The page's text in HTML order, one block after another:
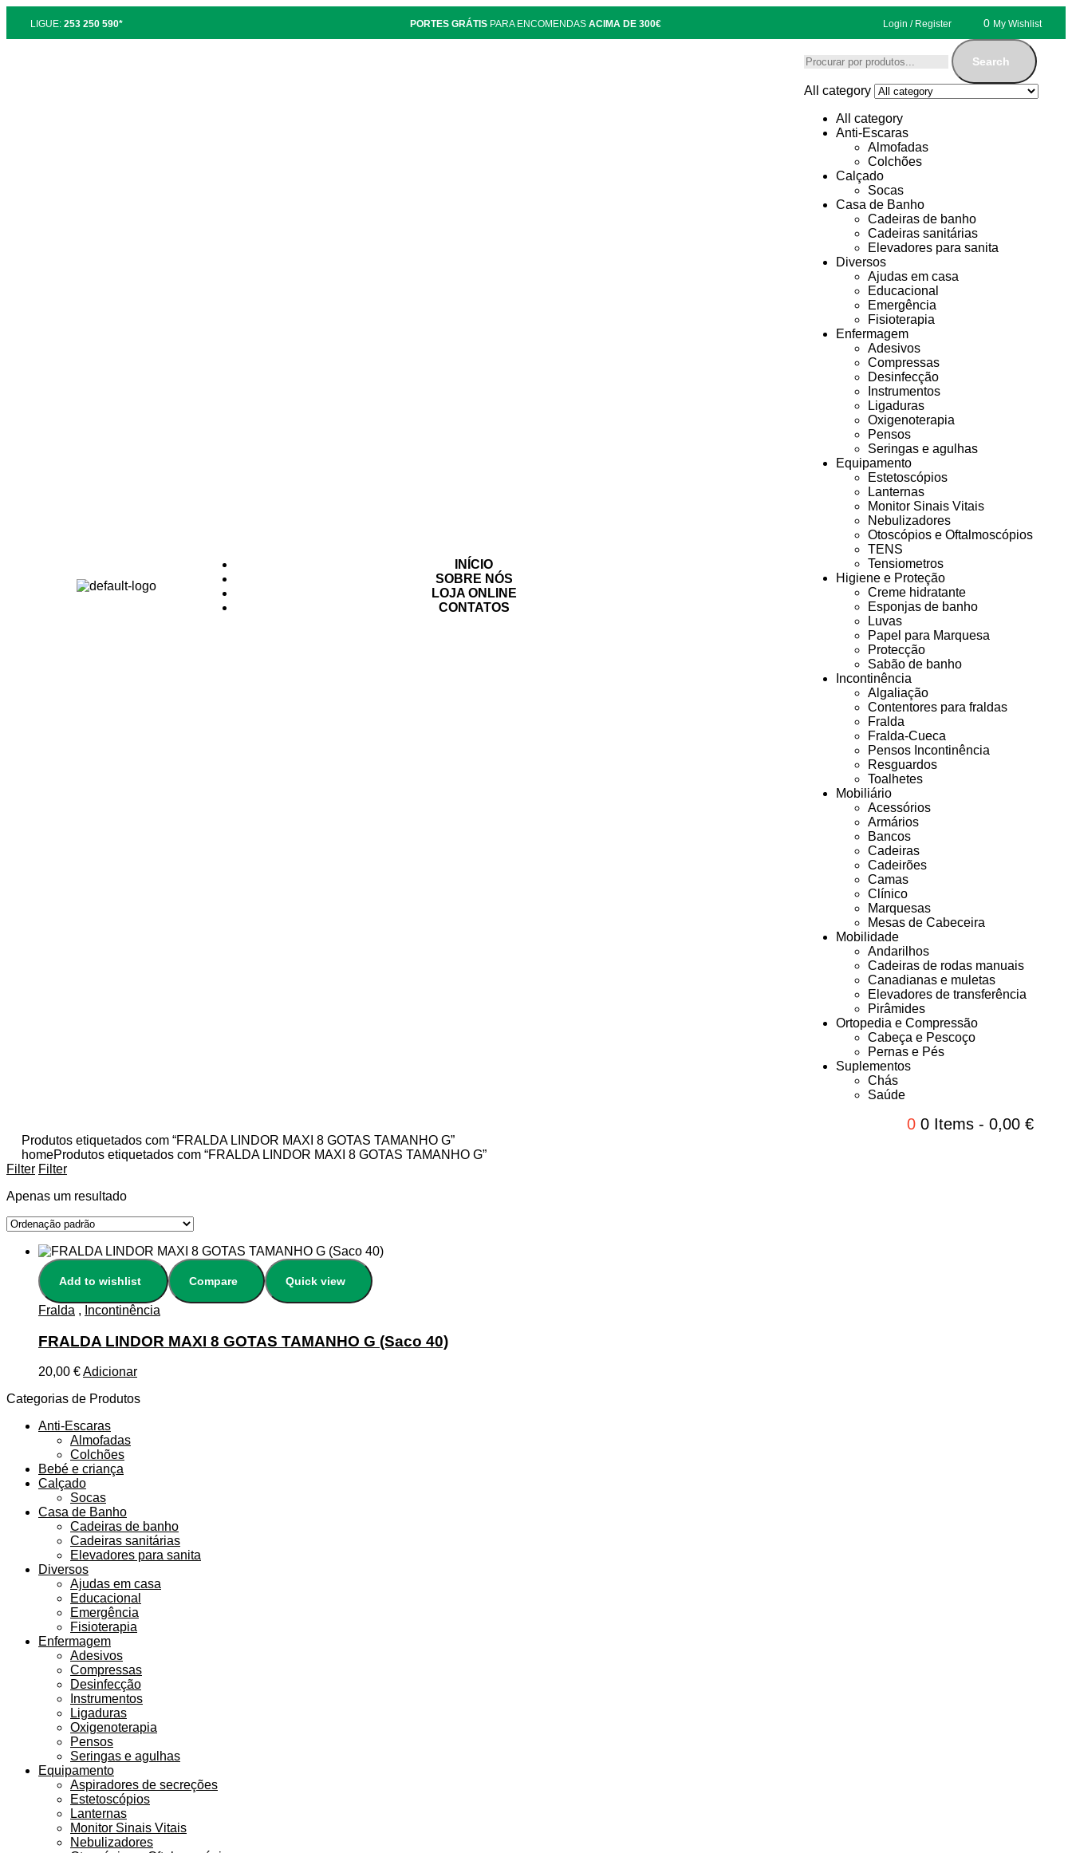
LIGUE: 253 250 590* PORTES GRÁTIS PARA ENCOMENDASACIMA DE 300€ Login / Register 0 My Wishlist
INÍCIO
SOBRE NÓS
LOJA ONLINE
CONTATOS
Search
All category
All category
Anti-Escaras
Almofadas
Colchões
Calçado
Socas
Casa de Banho
Cadeiras de banho
Cadeiras sanitárias
Elevadores para sanita
Diversos
Ajudas em casa
Educacional
Emergência
Fisioterapia
Enfermagem
Adesivos
Compressas
Desinfecção
Instrumentos
Ligaduras
Oxigenoterapia
Pensos
Seringas e agulhas
Equipamento
Estetoscópios
Lanternas
Monitor Sinais Vitais
Nebulizadores
Otoscópios e Oftalmoscópios
TENS
Tensiometros
Higiene e Proteção
Creme hidratante
Esponjas de banho
Luvas
Papel para Marquesa
Protecção
Sabão de banho
Incontinência
Algaliação
Contentores para fraldas
Fralda
Fralda-Cueca
Pensos Incontinência
Resguardos
Toalhetes
Mobiliário
Acessórios
Armários
Bancos
Cadeiras
Cadeirões
Camas
Clínico
Marquesas
Mesas de Cabeceira
Mobilidade
Andarilhos
Cadeiras de rodas manuais
Canadianas e muletas
Elevadores de transferência
Pirâmides
Ortopedia e Compressão
Cabeça e Pescoço
Pernas e Pés
Suplementos
Chás
Saúde
0 0 Items- 0,00 €
Produtos etiquetados com “FRALDA LINDOR MAXI 8 GOTAS TAMANHO G”
homeProdutos etiquetados com “FRALDA LINDOR MAXI 8 GOTAS TAMANHO G”
Filter Filter
Apenas um resultado
Add to wishlist Compare Quick view
Fralda , Incontinência
FRALDA LINDOR MAXI 8 GOTAS TAMANHO G (Saco 40)
20,00 €Adicionar
Categorias de Produtos
Anti-Escaras
Almofadas
Colchões
Bebé e criança
Calçado
Socas
Casa de Banho
Cadeiras de banho
Cadeiras sanitárias
Elevadores para sanita
Diversos
Ajudas em casa
Educacional
Emergência
Fisioterapia
Enfermagem
Adesivos
Compressas
Desinfecção
Instrumentos
Ligaduras
Oxigenoterapia
Pensos
Seringas e agulhas
Equipamento
Aspiradores de secreções
Estetoscópios
Lanternas
Monitor Sinais Vitais
Nebulizadores